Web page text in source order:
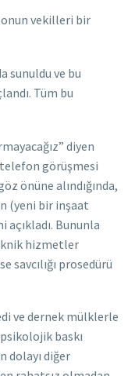
onun vekilleri bir
sunuldu ve bu
Tüm bu
diyen
görüşmesi
önüne alındığında,
(yeni bir inşaat
Bununla
hizmetler
savcılığı prosedürü
ve dernek mülklerle
baskı
dolayı diğer